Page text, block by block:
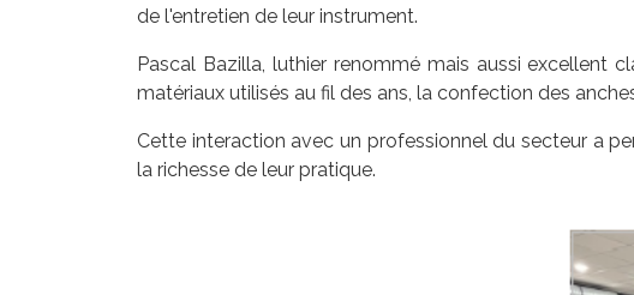
de l'entretien de leur instrument.
Pascal Bazilla, luthier renommé mais aussi excellent
matériaux utilisés au fil des ans, la confection des
Cette interaction avec un professionnel du secteur a
la richesse de leur pratique.